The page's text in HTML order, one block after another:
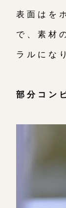
表面はを
で、素材
ラルにな
部分コン